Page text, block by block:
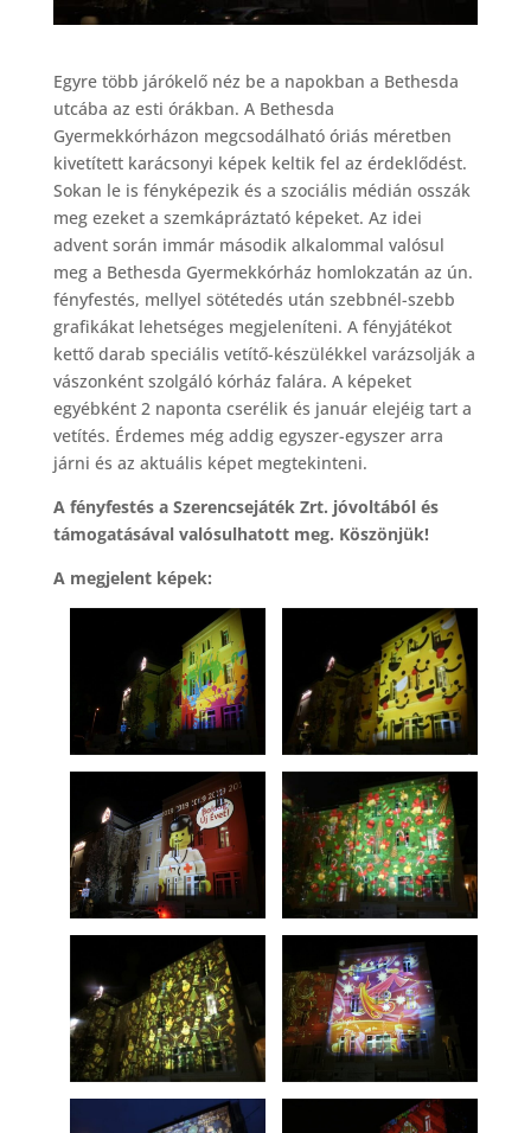
Egyre több járókelő néz be a napokban a Bethesda
utcába az esti órákban. A Bethesda
Gyermekkórházon megcsodálható óriás méretben
kivetített karácsonyi képek keltik fel az érdeklődést.
Sokan le is fényképezik és a szociális médián osszák
meg ezeket a szemkápráztató képeket. Az idei
advent során immár második alkalommal valósul
meg a Bethesda Gyermekkórház homlokzatán az ún.
fényfestés, mellyel sötétedés után szebbnél-szebb
grafikákat lehetséges megjeleníteni. A fényjátékot
kettő darab speciális vetítő-készülékkel varázsolják a
vászonként szolgáló kórház falára. A képeket
egyébként 2 naponta cserélik és január elejéig tart a
vetítés. Érdemes még addig egyszer-egyszer arra
járni és az aktuális képet megtekinteni.
A fényfestés a Szerencsejáték Zrt. jóvoltából és
támogatásával valósulhatott meg. Köszönjük!
A megjelent képek: